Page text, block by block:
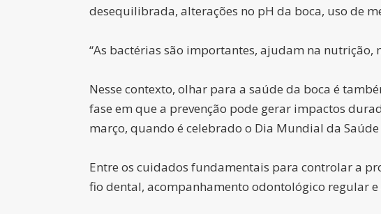
desequilibrada, alterações no pH da boca, uso de
“As bactérias são importantes, ajudam na
Nesse contexto, olhar para a saúde da boca é
fase em que a prevenção pode gerar impactos
março, quando é celebrado o Dia Mundial da Saúde
Entre os cuidados fundamentais para controlar a
fio dental, acompanhamento odontológico regular